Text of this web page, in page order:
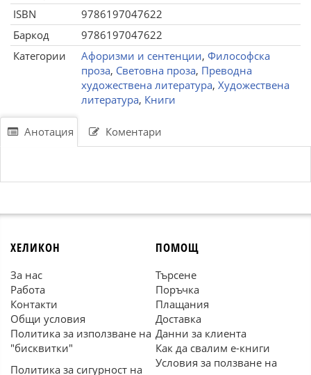
ISBN
9786197047622
Баркод
9786197047622
Категории
Афоризми и сентенции, Философска
проза, Световна проза, Преводна
художествена литература, Художествена
литература, Книги
Анотация Коментари
ХЕЛИКОН
За нас
Работа
Контакти
Общи условия
Политика за използване на
"бисквитки"
Политика за сигурност на
ПОМОЩ
Търсене
Поръчка
Плащания
Доставка
Данни за клиента
Как да свалим е-книги
Условия за ползване на